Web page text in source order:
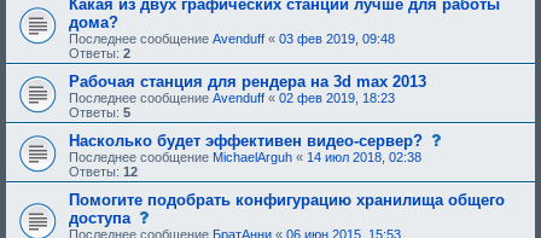
о
б
е
н
:
н
и
е
,
р
е
ю
щ
о
о
Какая из двух графических станций лучше для работы
дома?
Последнее сообщение Avenduff « 03 фев 2019, 09:48
Ответы: 2
Рабочая станция для рендера на 3d max 2013
Последнее сообщение Avenduff « 02 фев 2019, 18:23
Ответы: 5
Насколько будет эффективен видео-сервер?
б
щ
е
Последнее сообщение MichaelArguh « 14 июл 2018, 02:38
Ответы: 12
Помогите подобрать конфигурацию хранилища общего
доступа
о
Последнее сообщение БратАнни « 06 июн 2015, 15:53